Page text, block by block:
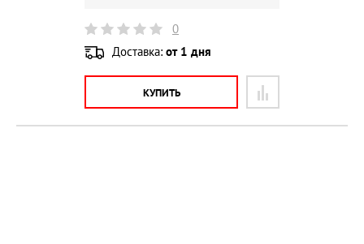
0
Доставка: от 1 дня
КУПИТЬ